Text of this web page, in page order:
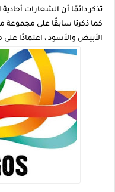
تذكر دائمًا أن الشعارات
كما ذكرنا سابقًا على مجموعة
الأبيض والأسود ، اعتمادًا على